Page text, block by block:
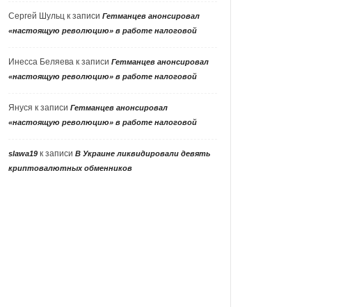
Сергей Шульцк записи Гетманцев анонсировал
«настоящую революцию» в работе налоговой
Инесса Беляевак записи Гетманцев анонсировал
«настоящую революцию» в работе налоговой
Януся к записи Гетманцев анонсировал
«настоящую революцию» в работе налоговой
slawa19к записи В Украине ликвидировали девять
криптовалютных обменников